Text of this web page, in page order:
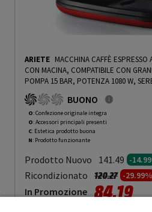
ARIETE MACCHINA CAFFÈ ESPRESSO
CON MACINA, COMPATIBILE CON
POMPA 15 BAR, POTENZA 1080 W,
DISATTIVAZIONE AUTOMATICA,
OOCN - 14.99%-PRMG GRADING
BUONO
O: Confezione originale integra
O: Accessori principali presenti
C: Estetica prodotto buona
N: Prodotto funzionante
Prodotto Nuovo 141.49 -
Ricondizionato Prezzo ridotto
120.27a-29.99%
In Promozione 84.19